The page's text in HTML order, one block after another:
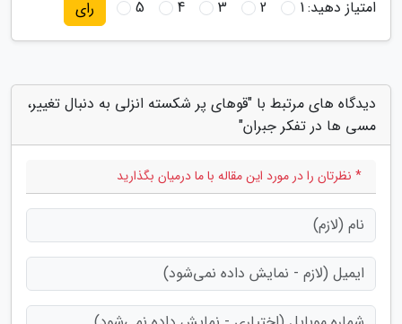
امتیاز دهید:1
2
3
4
5 رای
دیدگاه های مرتبط با "قوهای پر شکسته انزلی به دنبال تغییر،
مسی ها در تفکر جبران"
* نظرتان را در مورد این مقاله با ما درمیان بگذارید